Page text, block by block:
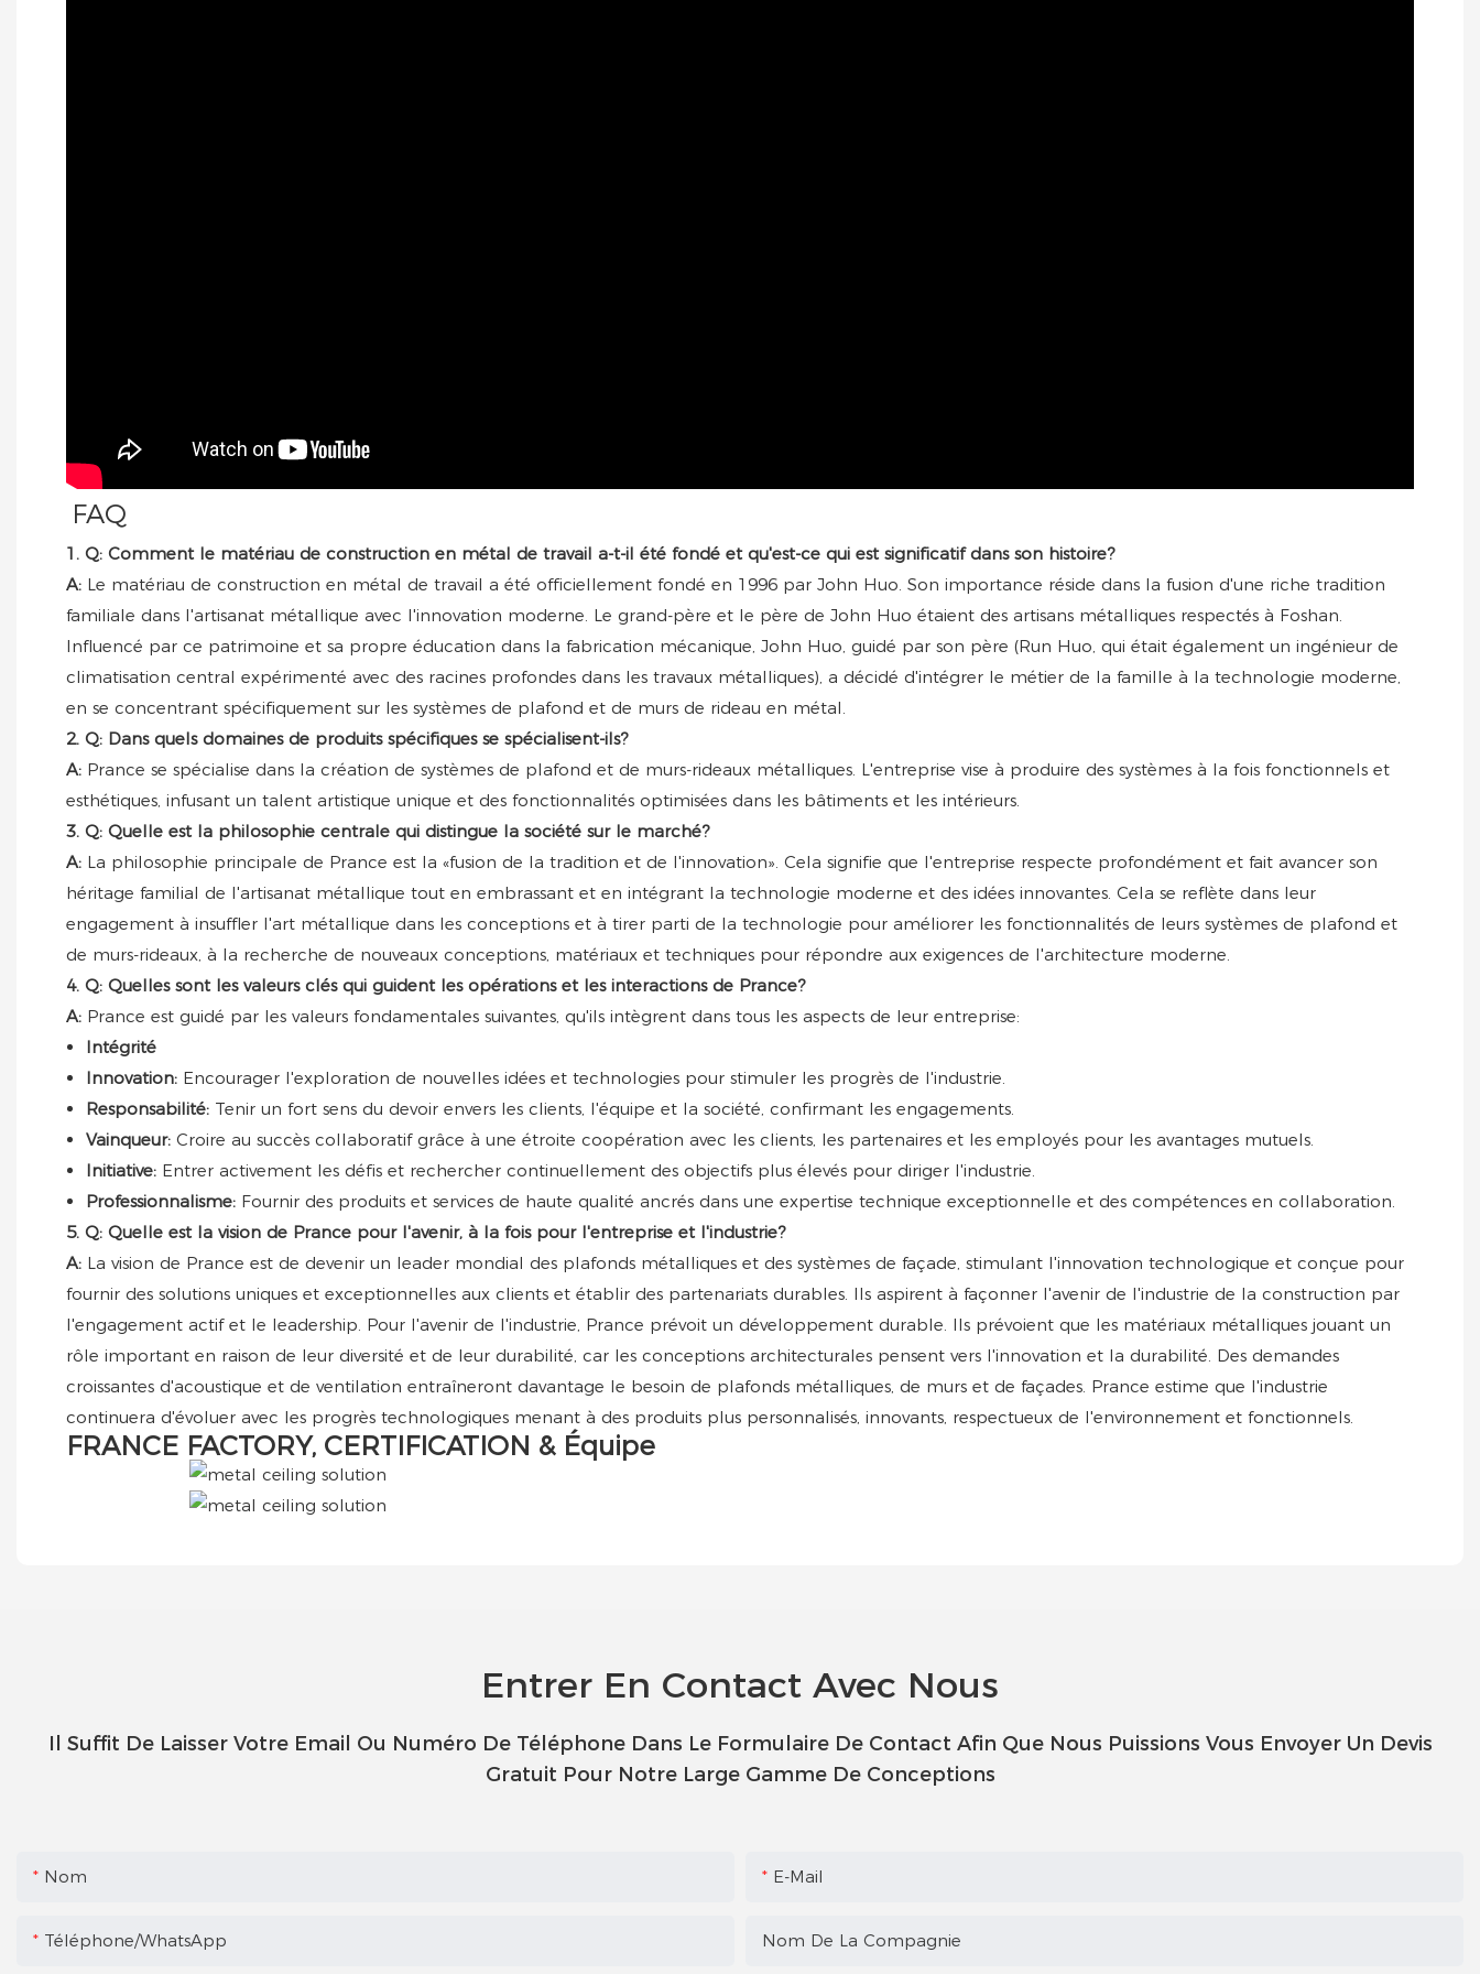
FAQ
1. Q: Comment le matériau de construction en métal de travail a-t-il été fondé et qu'est-ce qui est significatif dans son histoire?
A: Le matériau de construction en métal de travail a été officiellement fondé en 1996 par John Huo. Son importance réside dans la fusion d'une riche tradition
familiale dans l'artisanat métallique avec l'innovation moderne. Le grand-père et le père de John Huo étaient des artisans métalliques respectés à Foshan.
Influencé par ce patrimoine et sa propre éducation dans la fabrication mécanique, John Huo, guidé par son père (Run Huo, qui était également un ingénieur de
climatisation central expérimenté avec des racines profondes dans les travaux métalliques), a décidé d'intégrer le métier de la famille à la technologie moderne,
en se concentrant spécifiquement sur les systèmes de plafond et de murs de rideau en métal.
2. Q: Dans quels domaines de produits spécifiques se spécialisent-ils?
A: Prance se spécialise dans la création de systèmes de plafond et de murs-rideaux métalliques. L'entreprise vise à produire des systèmes à la fois fonctionnels et
esthétiques, infusant un talent artistique unique et des fonctionnalités optimisées dans les bâtiments et les intérieurs.
3. Q: Quelle est la philosophie centrale qui distingue la société sur le marché?
A: La philosophie principale de Prance est la «fusion de la tradition et de l'innovation». Cela signifie que l'entreprise respecte profondément et fait avancer son
héritage familial de l'artisanat métallique tout en embrassant et en intégrant la technologie moderne et des idées innovantes. Cela se reflète dans leur
engagement à insuffler l'art métallique dans les conceptions et à tirer parti de la technologie pour améliorer les fonctionnalités de leurs systèmes de plafond et
de murs-rideaux, à la recherche de nouveaux conceptions, matériaux et techniques pour répondre aux exigences de l'architecture moderne.
4. Q: Quelles sont les valeurs clés qui guident les opérations et les interactions de Prance?
A: Prance est guidé par les valeurs fondamentales suivantes, qu'ils intègrent dans tous les aspects de leur entreprise:
Intégrité
Innovation: Encourager l'exploration de nouvelles idées et technologies pour stimuler les progrès de l'industrie.
Responsabilité: Tenir un fort sens du devoir envers les clients, l'équipe et la société, confirmant les engagements.
Vainqueur: Croire au succès collaboratif grâce à une étroite coopération avec les clients, les partenaires et les employés pour les avantages mutuels.
Initiative: Entrer activement les défis et rechercher continuellement des objectifs plus élevés pour diriger l'industrie.
Professionnalisme: Fournir des produits et services de haute qualité ancrés dans une expertise technique exceptionnelle et des compétences en collaboration.
5. Q: Quelle est la vision de Prance pour l'avenir, à la fois pour l'entreprise et l'industrie?
A: La vision de Prance est de devenir un leader mondial des plafonds métalliques et des systèmes de façade, stimulant l'innovation technologique et conçue pour
fournir des solutions uniques et exceptionnelles aux clients et établir des partenariats durables. Ils aspirent à façonner l'avenir de l'industrie de la construction par
l'engagement actif et le leadership. Pour l'avenir de l'industrie, Prance prévoit un développement durable. Ils prévoient que les matériaux métalliques jouant un
rôle important en raison de leur diversité et de leur durabilité, car les conceptions architecturales pensent vers l'innovation et la durabilité. Des demandes
croissantes d'acoustique et de ventilation entraîneront davantage le besoin de plafonds métalliques, de murs et de façades. Prance estime que l'industrie
continuera d'évoluer avec les progrès technologiques menant à des produits plus personnalisés, innovants, respectueux de l'environnement et fonctionnels.
FRANCE FACTORY, CERTIFICATION & Équipe
Entrer En Contact Avec Nous
Il Suffit De Laisser Votre Email Ou Numéro De Téléphone Dans Le Formulaire De Contact Afin Que Nous Puissions Vous Envoyer Un Devis
Gratuit Pour Notre Large Gamme De Conceptions
Nom E-Mail
Téléphone/WhatsApp Nom De La Compagnie